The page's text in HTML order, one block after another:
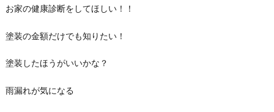
お家の健康診断をしてほしい！！
塗装の金額だけでも知りたい！
塗装したほうがいいかな？
雨漏れが気になる